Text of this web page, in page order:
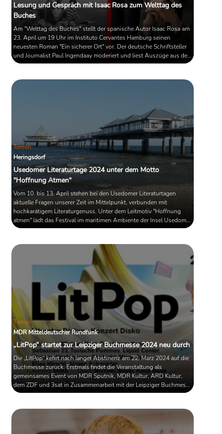
Lesung und Gespräch mit Isaac Rosa zum Welttag des
Buches
Am "Welttag des Buches" stellt der spanische Autor Isaac Rosa am
23. April um 19 Uhr im Instituto Cervantes Hamburg seinen
neuesten Roman "Ein sicherer Ort" vor. Der deutsche Schriftsteller
und Journalist Paul Ingendaay moderiert und liest Auszüge aus der
deutschen Fassung. Der Eintritt ist frei.
Termin
Heringsdorf
Usedomer Literaturtage 2024 unter dem Motto
"Hoffnung Atmen"
Vom 10. bis 13. April stehen bei den Usedomer Literaturtagen
aktuelle Fragen unserer Zeit im Mittelpunkt, verbunden mit
hochkarätigem Literaturgenuss. Unter dem Leitmotiv "Hoffnung
atmen" lädt das Festival im maritimen Ambiente der Insel Usedom
herausragende Autorinnen und Autoren ein, darunter den
Literaturpreisträgerinnen Joanna Bator, Tanya Maljartschuk und
Ronya Othmann, sowie den ehemaligen Bundespräsidenten
Joachim ...
Termin
MDR Mitteldeutscher Rundfunk
„LitPop“ startet zur Leipziger Buchmesse 2024 neu durch
Die „LitPop“ kehrt nach langer Abstinenz am 22. März 2024 auf die
Buchmesse zurück. Erstmals findet die Veranstaltung als
gemeinsames Event von MDR Sputnik, MDR Kultur, ARD Kultur,
dem ZDF und 3sat in Zusammenarbeit mit der Leipziger Buchmesse
statt. Zur 12. Auflage werden am Messe-Freitag bis in die frühen
erwartet, die sich vom gedruckten und gesprochenen Wort
begeistern lassen. Mit dabei u.a. Michael Nast, Friedemann Karig,
Sebastian 23 und ...